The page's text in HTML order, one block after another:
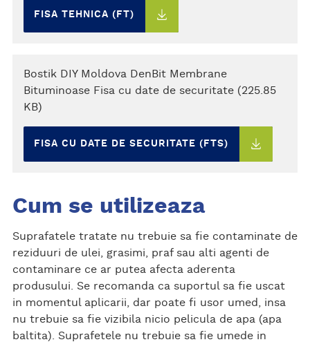
FISA TEHNICA (FT)
Bostik DIY Moldova DenBit Membrane
Bituminoase Fisa cu date de securitate (225.85
KB)
FISA CU DATE DE SECURITATE (FTS)
Cum se utilizeaza
Suprafatele tratate nu trebuie sa fie contaminate de
reziduuri de ulei, grasimi, praf sau alti agenti de
contaminare ce ar putea afecta aderenta
produsului. Se recomanda ca suportul sa fie uscat
in momentul aplicarii, dar poate fi usor umed, insa
nu trebuie sa fie vizibila nicio pelicula de apa (apa
baltita). Suprafetele nu trebuie sa fie umede in